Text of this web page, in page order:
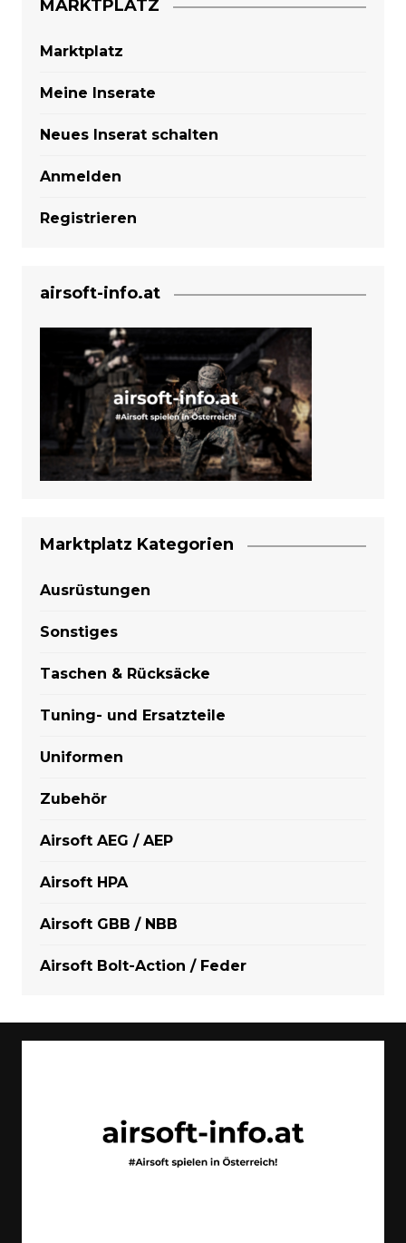
MARKTPLATZ
Marktplatz
Meine Inserate
Neues Inserat schalten
Anmelden
Registrieren
airsoft-info.at
Marktplatz Kategorien
Ausrüstungen
Sonstiges
Taschen & Rücksäcke
Tuning- und Ersatzteile
Uniformen
Zubehör
Airsoft AEG / AEP
Airsoft HPA
Airsoft GBB / NBB
Airsoft Bolt-Action / Feder